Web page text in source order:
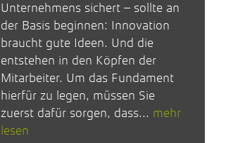
Unternehmens sichert – sollte an
der Basis beginnen: Innovation
braucht gute Ideen. Und die
entstehen in den Köpfen der
Mitarbeiter. Um das Fundament
hierfür zu legen, müssen Sie
zuerst dafür sorgen, dass... mehr
lesen